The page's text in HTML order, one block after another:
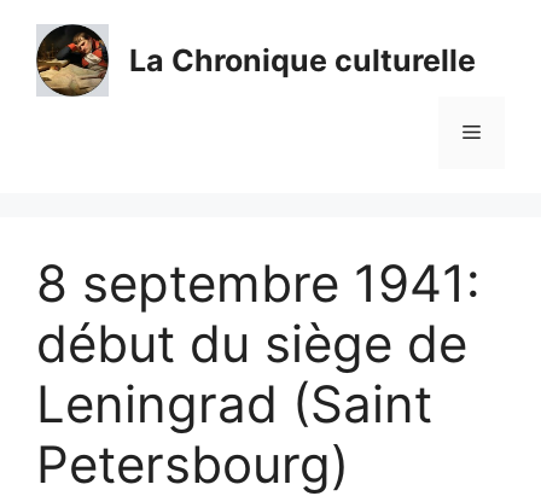
contenu
La Chronique culturelle
Menu
8 septembre 1941:
début du siège de
Leningrad (Saint
Petersbourg)